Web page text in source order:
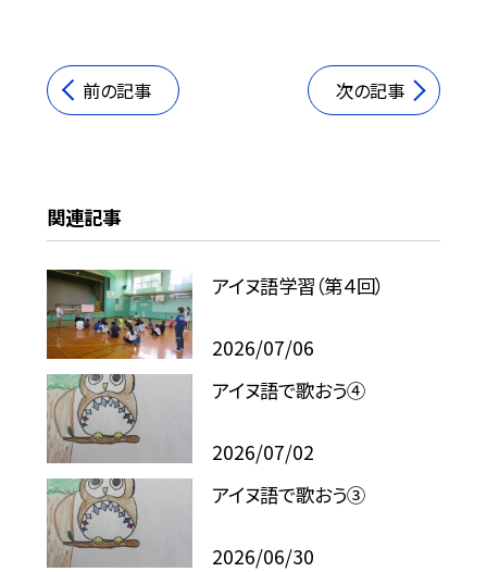
前の記事 次の記事
関連記事
アイヌ語学習（第４回）
2026/07/06
アイヌ語で歌おう④
2026/07/02
アイヌ語で歌おう③
2026/06/30